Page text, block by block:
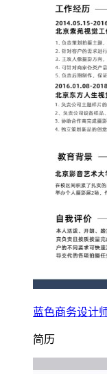
蓝色商务设计
简历